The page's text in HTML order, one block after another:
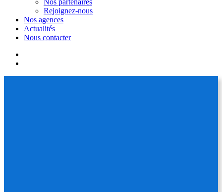
Rejoignez-nous
Nos agences
Actualités
Nous contacter